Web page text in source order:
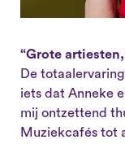
“Grote
De
iets dat Anneke
mij ontzettend
Muziekcafés tot